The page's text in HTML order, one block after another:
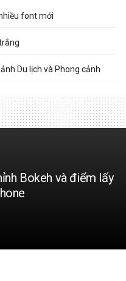
font mới
Du lịch và Phong cảnh
Bokeh và điểm lấy